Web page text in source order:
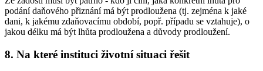
podání daňového přiznání má být prodloužena (tj. zejména k jaké
dani, k jakému zdaňovacímu období, popř. případu se vztahuje), o
jakou délku má být lhůta prodloužena a důvody prodloužení.
8. Na které instituci životní situaci řešit